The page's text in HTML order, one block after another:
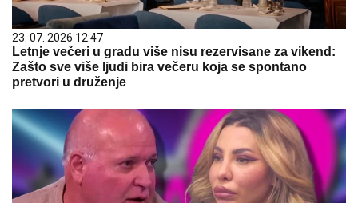
23. 07. 2026 12:47
Letnje večeri u gradu više nisu rezervisane za vikend:
Zašto sve više ljudi bira večeru koja se spontano
pretvori u druženje